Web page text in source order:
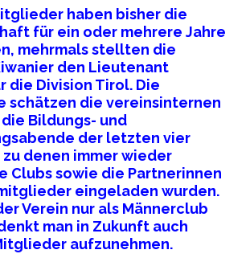
haben bisher die
für ein oder mehrere Jahre
mehrmals stellten die
den Lieutenant
die Division Tirol. Die
schätzen die vereinsinternen
Bildungs- und
der letzten vier
denen immer wieder
Clubs sowie die Partnerinnen
eingeladen wurden.
Verein nur als Männerclub
man in Zukunft auch
aufzunehmen.